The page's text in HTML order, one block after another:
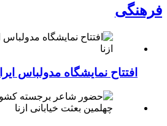
فرهنگی
افتتاح نمایشگاه مدولباس